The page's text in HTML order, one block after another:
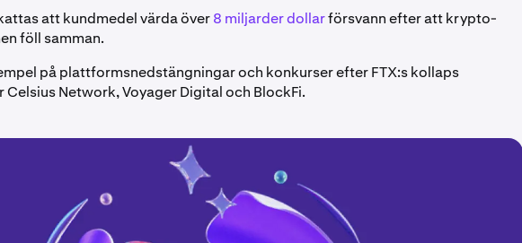
att kundmedel värda över8 miljarder dollarförsvann efter att krypto-
föll samman.
på plattformsnedstängningar och konkurser efter FTX:s kollaps
Celsius Network, Voyager Digital och BlockFi.